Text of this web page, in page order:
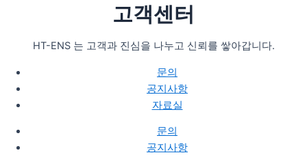
고객센터
HT-ENS 는 고객과 진심을 나누고 신뢰를 쌓아갑니다.
문의
공지사항
자료실
문의
공지사항